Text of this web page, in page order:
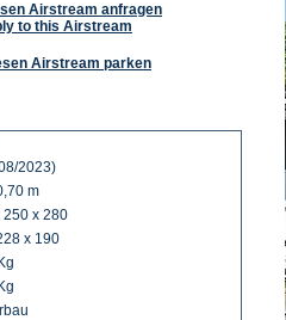
Airstream anfragen
to this Airstream
Airstream parken
2023)
m
250 x 280
x 190